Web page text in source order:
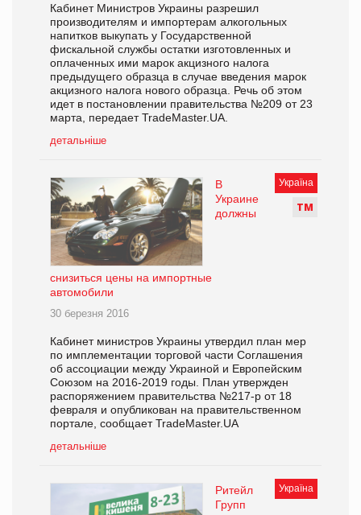
Кабинет Министров Украины разрешил
производителям и импортерам алкогольных
напитков выкупать у Государственной
фискальной службы остатки изготовленных и
оплаченных ими марок акцизного налога
предыдущего образца в случае введения марок
акцизного налога нового образца. Речь об этом
идет в постановлении правительства №209 от 23
марта, передает TradeMaster.UA.
детальніше
Україна
ТМ
В
Украине
должны
снизиться цены на импортные
автомобили
30 березня 2016
Кабинет министров Украины утвердил план мер
по имплементации торговой части Соглашения
об ассоциации между Украиной и Европейским
Союзом на 2016-2019 годы. План утвержден
распоряжением правительства №217-р от 18
февраля и опубликован на правительственном
портале, сообщает TradeMaster.UA
детальніше
Україна
Ритейл
Групп